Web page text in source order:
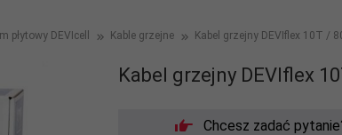
płytowy DEVIcell Kable grzejne Kabel grzejny DEVIflex 10T /
Kabel grzejny DEVIflex
Chcesz zadać